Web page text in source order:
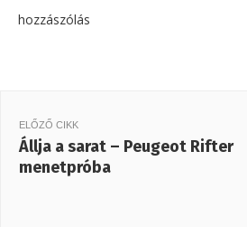
hozzászólás
ELŐZŐ CIKK
Állja a sarat – Peugeot Rifter
menetpróba